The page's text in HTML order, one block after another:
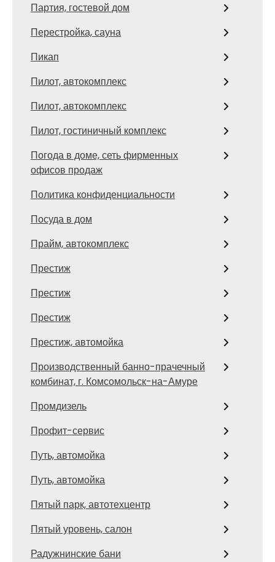
Партия, гостевой дом
Перестройка, сауна
Пикап
Пилот, автокомплекс
Пилот, автокомплекс
Пилот, гостиничный комплекс
Погода в доме, сеть фирменных
офисов продаж
Политика конфиденциальности
Посуда в дом
Прайм, автокомплекс
Престиж
Престиж
Престиж
Престиж, автомойка
Производственный банно-прачечный
комбинат, г. Комсомольск-на-Амуре
Промдизель
Профит-сервис
Путь, автомойка
Путь, автомойка
Пятый парк, автотехцентр
Пятый уровень, салон
Радужнинские бани